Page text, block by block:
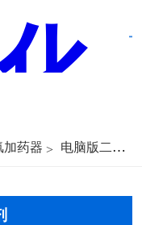
加药器 电脑版二氧化氯加药器